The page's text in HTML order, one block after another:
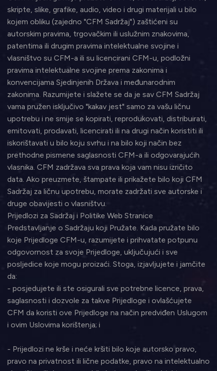
skripte, slike, grafike, audio, video i drugi materijali u bilo
kojem obliku (zajedno "CFM Sadržaj") zaštićeni su
autorskim pravima, trgovačkim ili uslužnim znakovima,
patentima ili drugim pravima intelektualne svojine i
vlasništvo su CFM-a ili su licencirani CFM-u, podložni
pravima intelektualne svojine prema zakonima i
konvencijama Sjedinjenih Država i međunarodnim
zakonima. Razumijete i slažete se da je sav CFM Sadržaj
vama pružen isključivo "kakav jest" samo za vašu ličnu
upotrebu i ne smije se kopirati, reprodukovati, distribuirati,
emitovati, prodavati, licencirati ili na drugi način koristiti ili
iskorištavati u bilo koju svrhu i na bilo koji način bez
prethodne pismene saglasnosti CFM-a ili odgovarajućih
vlasnika. CFM zadržava sva prava koja vam nisu izričito
data. Ako preuzmete, štampate ili prikažete bilo koji CFM
Sadržaj za ličnu upotrebu, morate zadržati sve autorske i
druge obavijesti o vlasništvu.
Prijedlozi za Sadržaj i Politike Web Stranice
Predstavljanje o Sadržaju koji Pružate. Kada pružate bilo
koje Prijedloge CFM-u, razumijete i prihvatate potpunu
odgovornost za svoje Prijedloge, uključujući i sve
posljedice koje mogu proizaći. Stoga, izjavljujete i jamčite
da:
- posjedujete ili ste osigurali sve potrebne licence, prava,
saglasnosti i dozvole za takve Prijedloge i ovlašćujete
CFM da koristi ove Prijedloge na način predviđen Uslugom
i ovim Uslovima korištenja; i
- Prijedlozi ne krše i neće kršiti bilo koje autorsko pravo,
pravo na privatnost ili lične podatke, pravo na intelektualno